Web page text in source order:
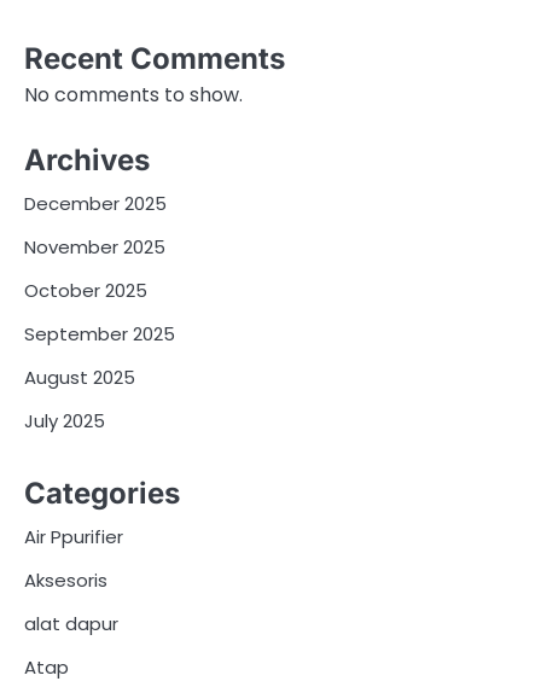
Recent Comments
No comments to show.
Archives
December 2025
November 2025
October 2025
September 2025
August 2025
July 2025
Categories
Air Ppurifier
Aksesoris
alat dapur
Atap